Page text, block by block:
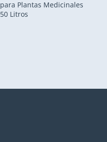
para Plantas Medicinales
50 Litros